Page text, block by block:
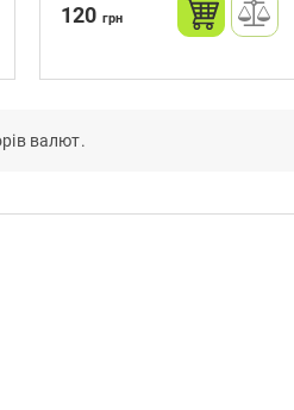
120 грн
валют.